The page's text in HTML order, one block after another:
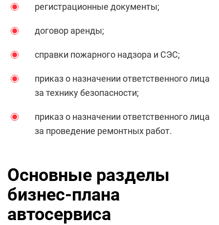
регистрационные документы;
договор аренды;
справки пожарного надзора и СЭС;
приказ о назначении ответственного лица
за технику безопасности;
приказ о назначении ответственного лица
за проведение ремонтных работ.
Основные разделы
бизнес-плана
автосервиса